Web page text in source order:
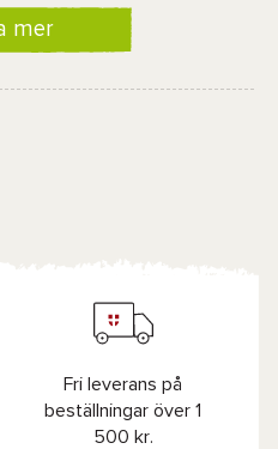
mer
Fri leverans på
beställningar över 1
500 kr.